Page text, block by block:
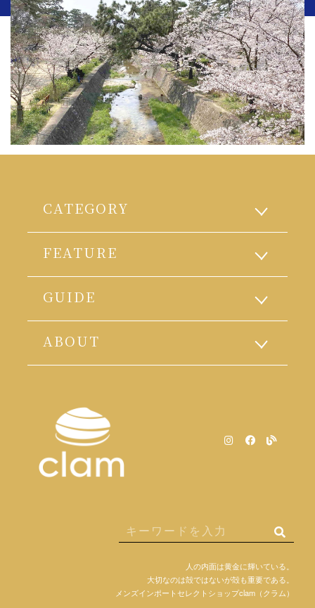
CATEGORY
FEATURE
GUIDE
ABOUT
人の内面は黄金に輝いている。
大切なのは殻ではないが殻も重要である。
メンズインポートセレクトショップclam（クラム）